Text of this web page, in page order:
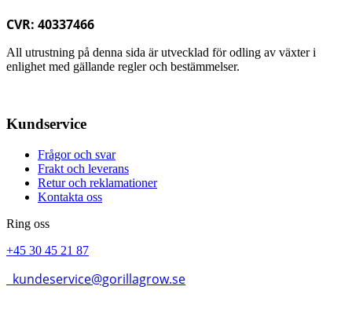
CVR: 40337466
All utrustning på denna sida är utvecklad för odling av växter i
enlighet med gällande regler och bestämmelser.
Kundservice
Frågor och svar
Frakt och leverans
Retur och reklamationer
Kontakta oss
Ring oss
+45 30 45 21 87
kundeservice@gorillagrow.se